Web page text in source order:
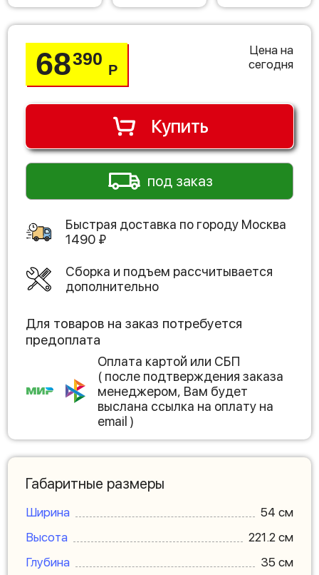
68390
Р
Цена на
сегодня
Купить
под заказ
Быстрая доставка по городу Москва
1490 ₽
Сборка и подъем рассчитывается
дополнительно
Для товаров на заказ потребуется
предоплата
Оплата картой или СБП
( после подтверждения заказа
менеджером, Вам будет
выслана ссылка на оплату на
email )
Габаритные размеры
Ширина
54 см
Высота
221.2 см
Глубина
35 см